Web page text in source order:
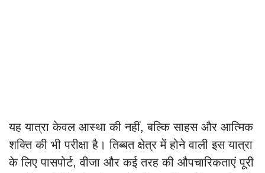
यह यात्रा केवल आस्था की नहीं, बल्कि साहस और आत्मिक
शक्ति की भी परीक्षा है। तिब्बत क्षेत्र में होने वाली इस यात्रा
के लिए पासपोर्ट, वीजा और कई तरह की औपचारिकताएं पूरी